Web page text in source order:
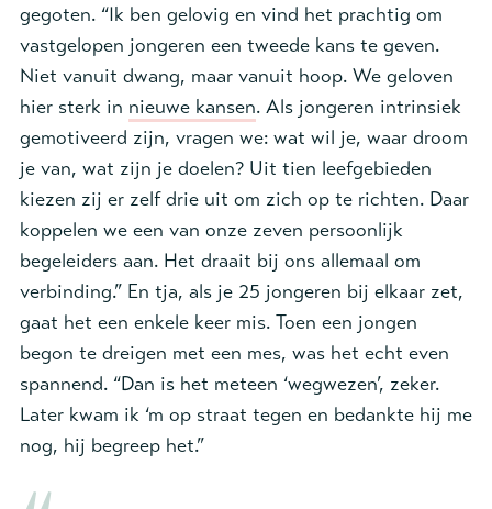
gegoten. “Ik ben gelovig en vind het prachtig om
vastgelopen jongeren een tweede kans te geven.
Niet vanuit dwang, maar vanuit hoop. We geloven
hier sterk in nieuwe kansen. Als jongeren intrinsiek
gemotiveerd zijn, vragen we: wat wil je, waar droom
je van, wat zijn je doelen? Uit tien leefgebieden
kiezen zij er zelf drie uit om zich op te richten. Daar
koppelen we een van onze zeven persoonlijk
begeleiders aan. Het draait bij ons allemaal om
verbinding.” En tja, als je 25 jongeren bij elkaar zet,
gaat het een enkele keer mis. Toen een jongen
begon te dreigen met een mes, was het echt even
spannend. “Dan is het meteen ‘wegwezen’, zeker.
Later kwam ik ‘m op straat tegen en bedankte hij me
nog, hij begreep het.”